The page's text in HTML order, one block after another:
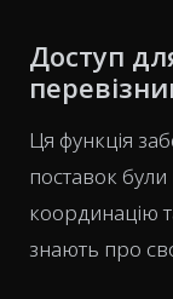
Доступ
Ця функція
поставок
координацію
знають про